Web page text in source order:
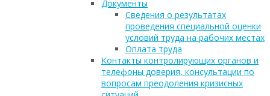
Документы
Сведения о результатах
проведения специальной оценки
условий труда на рабочих местах
Оплата труда
Контакты контролирующих органов и
телефоны доверия, консультации по
вопросам преодоления кризисных